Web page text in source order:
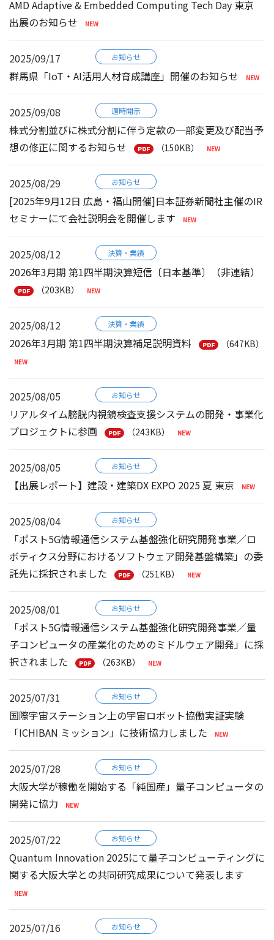
AMD Adaptive & Embedded Computing Tech Day 東京
出展のお知らせ
2025/09/17 お知らせ
群馬県「IoT・AI活用人材育成講座」開催のお知らせ
2025/09/08 適時開示
株式分割並びに株式分割に伴う定款の一部変更及び配当予
想の修正に関するお知らせ
（150KB）
2025/08/29 お知らせ
[2025年9月12日 広島・福山開催]日本証券新聞社主催のIR
セミナーにて会社説明会を開催します
2025/08/12 決算・業績
2026年3月期 第1四半期決算短信〔日本基準〕（非連結）
（203KB）
2025/08/12 決算・業績
2026年3月期 第1四半期決算補足説明資料 （647KB）
2025/08/05 お知らせ
リアルタイム膀胱内視鏡検査支援システムの開発・事業化
プロジェクトに参画
（243KB）
2025/08/05 お知らせ
【出展レポート】建設・建築DX EXPO 2025 夏 東京
2025/08/04 お知らせ
「ポスト5G情報通信システム基盤強化研究開発事業／ロ
ボティクス分野におけるソフトウェア開発基盤構築」の委
託先に採択されました
（251KB）
2025/08/01 お知らせ
「ポスト5G情報通信システム基盤強化研究開発事業／量
子コンピュータの産業化のためのミドルウェア開発」に採
択されました
（263KB）
2025/07/31 お知らせ
国際宇宙ステーション上の宇宙ロボット協働実証実験
「ICHIBAN ミッション」に技術協力しました
2025/07/28 お知らせ
大阪大学が稼働を開始する「純国産」量子コンピュータの
開発に協力
2025/07/22 お知らせ
Quantum Innovation 2025にて量子コンピューティングに
関する大阪大学との共同研究成果について発表します
2025/07/16 お知らせ